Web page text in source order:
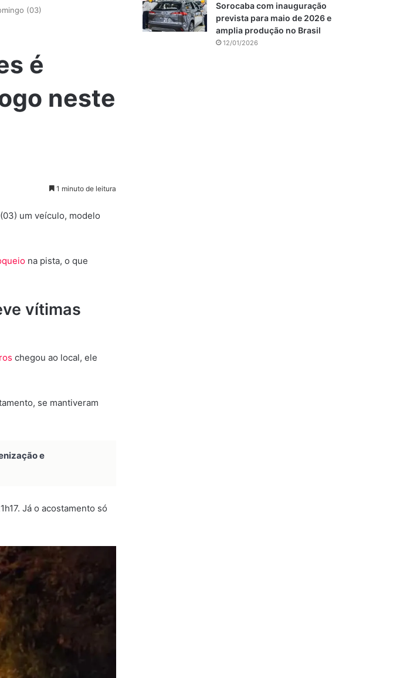
(03)
é
neste
1 minuto de leitura
um veículo, modelo
na pista, o que
vítimas
chegou ao local, ele
se mantiveram
e
Já o acostamento só
Sorocaba com inauguração
prevista para maio de 2026 e
amplia produção no Brasil
12/01/2026